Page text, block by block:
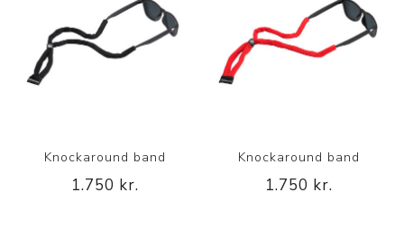
Knockaround band
1.750 kr.
Knockaround band
1.750 kr.